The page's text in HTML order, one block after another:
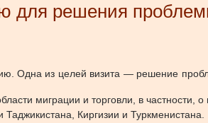
для решения
Одна из целей визита — решение
миграции и торговли, в частности,
Киргизии и Туркменистана.